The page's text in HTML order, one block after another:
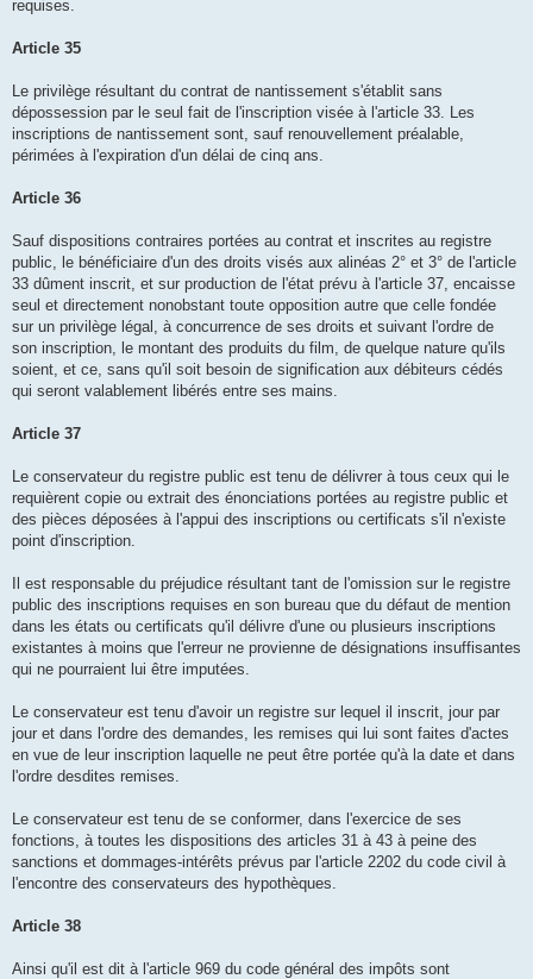
requises.
Article 35
Le privilège résultant du contrat de nantissement s'établit sans
dépossession par le seul fait de l'inscription visée à l'article 33. Les
inscriptions de nantissement sont, sauf renouvellement préalable,
périmées à l'expiration d'un délai de cinq ans.
Article 36
Sauf dispositions contraires portées au contrat et inscrites au registre
public, le bénéficiaire d'un des droits visés aux alinéas 2° et 3° de l'article
33 dûment inscrit, et sur production de l'état prévu à l'article 37, encaisse
seul et directement nonobstant toute opposition autre que celle fondée
sur un privilège légal, à concurrence de ses droits et suivant l'ordre de
son inscription, le montant des produits du film, de quelque nature qu'ils
soient, et ce, sans qu'il soit besoin de signification aux débiteurs cédés
qui seront valablement libérés entre ses mains.
Article 37
Le conservateur du registre public est tenu de délivrer à tous ceux qui le
requièrent copie ou extrait des énonciations portées au registre public et
des pièces déposées à l'appui des inscriptions ou certificats s'il n'existe
point d'inscription.
Il est responsable du préjudice résultant tant de l'omission sur le registre
public des inscriptions requises en son bureau que du défaut de mention
dans les états ou certificats qu'il délivre d'une ou plusieurs inscriptions
existantes à moins que l'erreur ne provienne de désignations insuffisantes
qui ne pourraient lui être imputées.
Le conservateur est tenu d'avoir un registre sur lequel il inscrit, jour par
jour et dans l'ordre des demandes, les remises qui lui sont faites d'actes
en vue de leur inscription laquelle ne peut être portée qu'à la date et dans
l'ordre desdites remises.
Le conservateur est tenu de se conformer, dans l'exercice de ses
fonctions, à toutes les dispositions des articles 31 à 43 à peine des
sanctions et dommages-intérêts prévus par l'article 2202 du code civil à
l'encontre des conservateurs des hypothèques.
Article 38
Ainsi qu'il est dit à l'article 969 du code général des impôts sont